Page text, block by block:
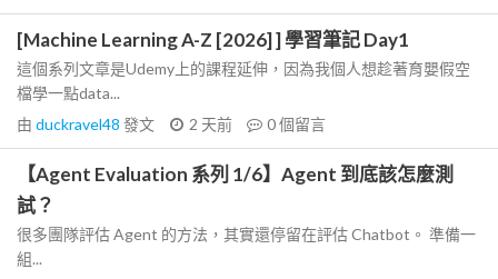
[Machine Learning A-Z [2026] ] 學習筆記 Day1
這個系列文章是Udemy上的課程延伸，因為我個人想趁著育嬰假空
檔學一點data...
由 duckravel48 發文 2 天前 0個留言
【Agent Evaluation 系列 1/6】Agent 到底該怎麼測
試？
很多團隊評估 Agent 的方法，其實還停留在評估 Chatbot。 準備一
組...